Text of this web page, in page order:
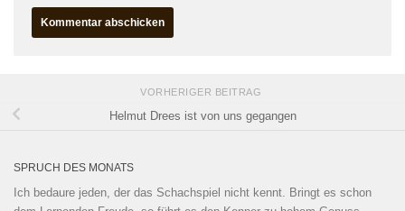
VORHERIGER BEITRAG
Helmut Drees ist von uns gegangen
SPRUCH DES MONATS
Ich bedaure jeden, der das Schachspiel nicht kennt. Bringt es schon